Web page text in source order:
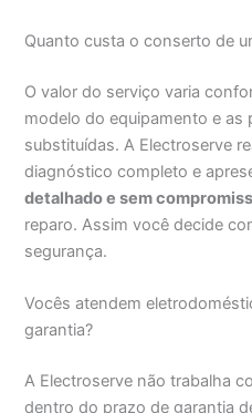
Quanto custa o conserto de
O valor do serviço varia
modelo do equipamento e as
substituídas. A Electroserve
diagnóstico completo e
detalhado e sem
reparo. Assim você decide
segurança.
Vocês atendem
garantia?
A Electroserve não trabalha
dentro do prazo de garantia